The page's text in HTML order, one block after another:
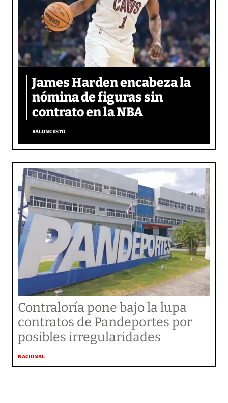
James Harden encabeza la
nómina de figuras sin
contrato en la NBA
BALONCESTO
Contraloría pone bajo la lupa
contratos de Pandeportes por
posibles irregularidades
NACIONAL